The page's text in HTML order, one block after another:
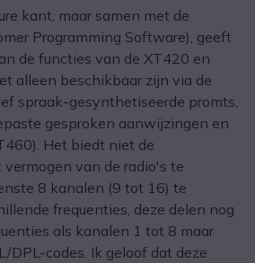
kant, maar samen met de
Programming Software), geeft
de functies van de XT420 en
alleen beschikbaar zijn via de
spraak-gesynthetiseerde promts,
gesproken aanwijzingen en
Het biedt niet de
van de radio's te
8 kanalen (9 tot 16) te
frequenties, deze delen nog
als kanalen 1 tot 8 maar
DPL-codes. Ik geloof dat deze